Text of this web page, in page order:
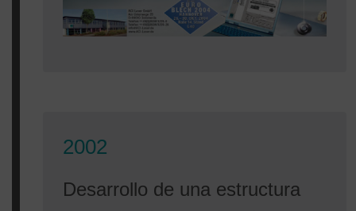
2002
Desarrollo de una estructura